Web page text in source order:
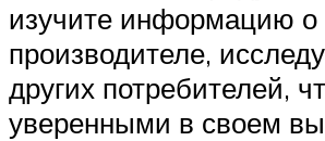
изучите информацию о
производителе,
других потребителей,
уверенными в своем